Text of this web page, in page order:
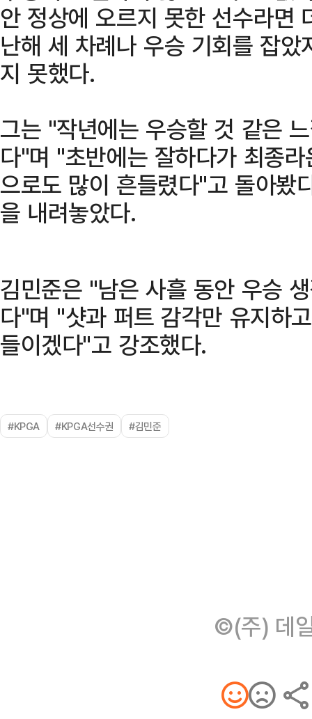
안 정상에 오르지 못한 선수라면
난해 세 차례나 우승 기회를 잡
지 못했다.
그는 "작년에는 우승할 것 같은
다"며 "초반에는 잘하다가 최종
으로도 많이 흔들렸다"고 돌아봤
을 내려놓았다.
김민준은 "남은 사흘 동안 우승
다"며 "샷과 퍼트 감각만 유지하
들이겠다"고 강조했다.
#KPGA #KPGA선수권 #김민준
©(주) 데